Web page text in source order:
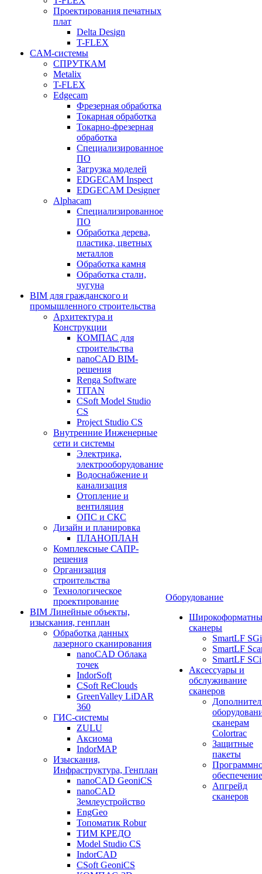
Проектирования печатных
плат
Delta Design
T-FLEX
CAM-системы
СПРУТКAM
Metalix
T-FLEX
Edgecam
Фрезерная обработка
Токарная обработка
Токарно-фрезерная
обработка
Специализированное
ПО
Загрузка моделей
EDGECAM Inspect
EDGECAM Designer
Alphacam
Специализированное
ПО
Обработка дерева,
пластика, цветных
металлов
Обработка камня
Обработка стали,
чугуна
BIM для гражданского и
промышленного строительства
Архитектура и
Конструкции
КОМПАС для
строительства
nanoCAD BIM-
решения
Renga Software
TITAN
CSoft Model Studio
CS
Project Studio CS
Внутренние Инженерные
сети и системы
Электрика,
электрооборудование
Водоснабжение и
канализация
Отопление и
вентиляция
ОПС и СКС
Дизайн и планировка
ПЛАНОПЛАН
Комплексные САПР-
решения
Организация
строительства
Технологическое
проектирование
BIM Линейные объекты,
изыскания, генплан
Обработка данных
лазерного сканирования
nanoCAD Облака
точек
IndorSoft
CSoft ReClouds
GreenValley LiDAR
360
ГИС-системы
ZULU
Аксиома
IndorMAP
Изыскания,
Инфраструктура, Генплан
nanoCAD GeoniCS
nanoCAD
Землеустройство
EngGeo
Топоматик Robur
ТИМ КРЕДО
Model Studio CS
IndorCAD
CSoft GeoniCS
Оборудование
сканеры
SmartLF SGi
SmartLF
SmartLF SCi
Аксессуары и
обслуживание
сканеров
сканерам
Colortrac
Защитные
пакеты
обеспечение
Апгрейд
сканеров